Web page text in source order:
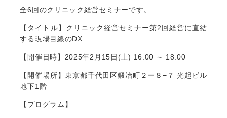
全6回のクリニック経営セミナーです。
【タイトル】クリニック経営セミナー第2回経営に直結
する現場目線のDX
【開催日時】2025年2月15日(土) 16:00 ～ 18:00
【開催場所】東京都千代田区鍛冶町２ー８−７ 光起ビル
地下1階
【プログラム】